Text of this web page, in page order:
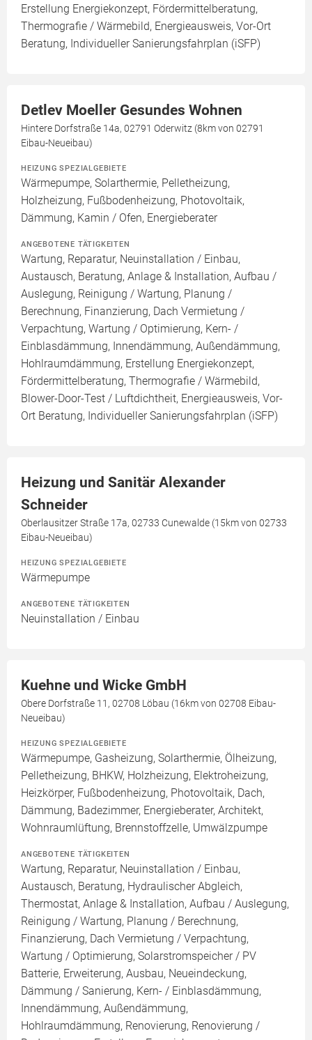
Erstellung Energiekonzept, Fördermittelberatung,
Thermografie / Wärmebild, Energieausweis, Vor-Ort
Beratung, Individueller Sanierungsfahrplan (iSFP)
Detlev Moeller Gesundes Wohnen
Hintere Dorfstraße 14a, 02791 Oderwitz (8km von 02791
Eibau-Neueibau)
HEIZUNG SPEZIALGEBIETE
Wärmepumpe, Solarthermie, Pelletheizung,
Holzheizung, Fußbodenheizung, Photovoltaik,
Dämmung, Kamin / Ofen, Energieberater
ANGEBOTENE TÄTIGKEITEN
Wartung, Reparatur, Neuinstallation / Einbau,
Austausch, Beratung, Anlage & Installation, Aufbau /
Auslegung, Reinigung / Wartung, Planung /
Berechnung, Finanzierung, Dach Vermietung /
Verpachtung, Wartung / Optimierung, Kern- /
Einblasdämmung, Innendämmung, Außendämmung,
Hohlraumdämmung, Erstellung Energiekonzept,
Fördermittelberatung, Thermografie / Wärmebild,
Blower-Door-Test / Luftdichtheit, Energieausweis, Vor-
Ort Beratung, Individueller Sanierungsfahrplan (iSFP)
Heizung und Sanitär Alexander
Schneider
Oberlausitzer Straße 17a, 02733 Cunewalde (15km von 02733
Eibau-Neueibau)
HEIZUNG SPEZIALGEBIETE
Wärmepumpe
ANGEBOTENE TÄTIGKEITEN
Neuinstallation / Einbau
Kuehne und Wicke GmbH
Obere Dorfstraße 11, 02708 Löbau (16km von 02708 Eibau-
Neueibau)
HEIZUNG SPEZIALGEBIETE
Wärmepumpe, Gasheizung, Solarthermie, Ölheizung,
Pelletheizung, BHKW, Holzheizung, Elektroheizung,
Heizkörper, Fußbodenheizung, Photovoltaik, Dach,
Dämmung, Badezimmer, Energieberater, Architekt,
Wohnraumlüftung, Brennstoffzelle, Umwälzpumpe
ANGEBOTENE TÄTIGKEITEN
Wartung, Reparatur, Neuinstallation / Einbau,
Austausch, Beratung, Hydraulischer Abgleich,
Thermostat, Anlage & Installation, Aufbau / Auslegung,
Reinigung / Wartung, Planung / Berechnung,
Finanzierung, Dach Vermietung / Verpachtung,
Wartung / Optimierung, Solarstromspeicher / PV
Batterie, Erweiterung, Ausbau, Neueindeckung,
Dämmung / Sanierung, Kern- / Einblasdämmung,
Innendämmung, Außendämmung,
Hohlraumdämmung, Renovierung, Renovierung /